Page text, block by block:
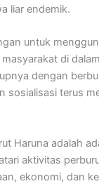
liar endemik.
untuk
di
dengan
sosialisasi terus
Haruna adalah
aktivitas
ekonomi, dan